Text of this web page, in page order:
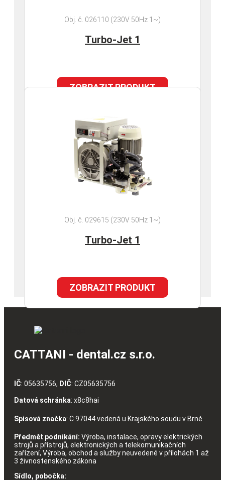
Obj. č. 026110 (230V 50Hz 1~)
Turbo-Jet 1
ZOBRAZIT PRODUKT
Obj. č. 029615 (230V 50Hz 1~)
Turbo-Jet 1
ZOBRAZIT PRODUKT
CATTANI - dental.cz s.r.o.
IČ: 05635756, DIČ: CZ05635756
Datová schránka: x8c8hai
Spisová značka: C 97044 vedená u Krajského soudu v Brně
Předmět podnikání: Výroba, instalace, opravy elektrických
strojů a přístrojů, elektronických a telekomunikačních
zařízení, Výroba, obchod a služby neuvedené v přílohách 1 až
3 živnostenského zákona
Sídlo, pobočka: